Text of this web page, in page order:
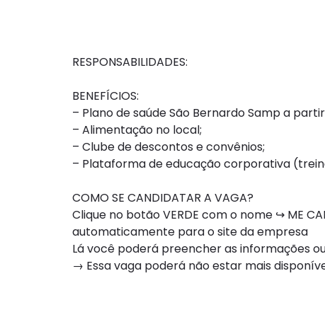
RESPONSABILIDADES:
BENEFÍCIOS:
– Plano de saúde São Bernardo Samp a
– Alimentação no local;
– Clube de descontos e convênios;
– Plataforma de educação corporativa
COMO SE CANDIDATAR A VAGA?
Clique no botão VERDE com o nome ↪ ME
automaticamente para o site da empresa
Lá você poderá preencher as informações
→ Essa vaga poderá não estar mais